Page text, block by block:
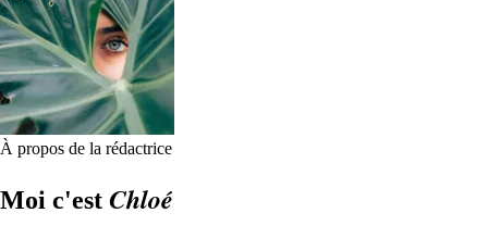
À propos de la rédactrice
Moi c'est Chloé